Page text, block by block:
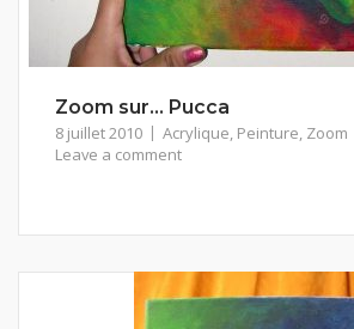
Zoom sur… Pucca
8 juillet 2010 Acrylique, Peinture, Zoom
Leave a comment